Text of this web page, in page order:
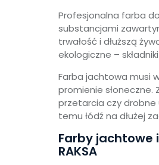
Profesjonalna farba
substancjami
trwałość i dłuższą
ekologiczne –
Farba jachtowa musi
promienie
przetarcia czy drobne
temu łódź na dłużej
Farby jachtowe
RAKSA